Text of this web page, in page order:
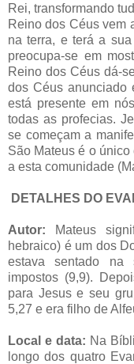
Rei, transformando
Reino dos Céus vem
na terra, e terá a
preocupa-se em
Reino dos Céus dá-
dos Céus anunciado
está presente em
todas as profecias.
se começam a
São Mateus é o único
a esta comunidade
DETALHES DO
Autor: Mateus
hebraico) é um dos
estava sentado na
impostos (9,9).
para Jesus e seu
5,27 e era filho de
Local e data: Na
longo dos quatro